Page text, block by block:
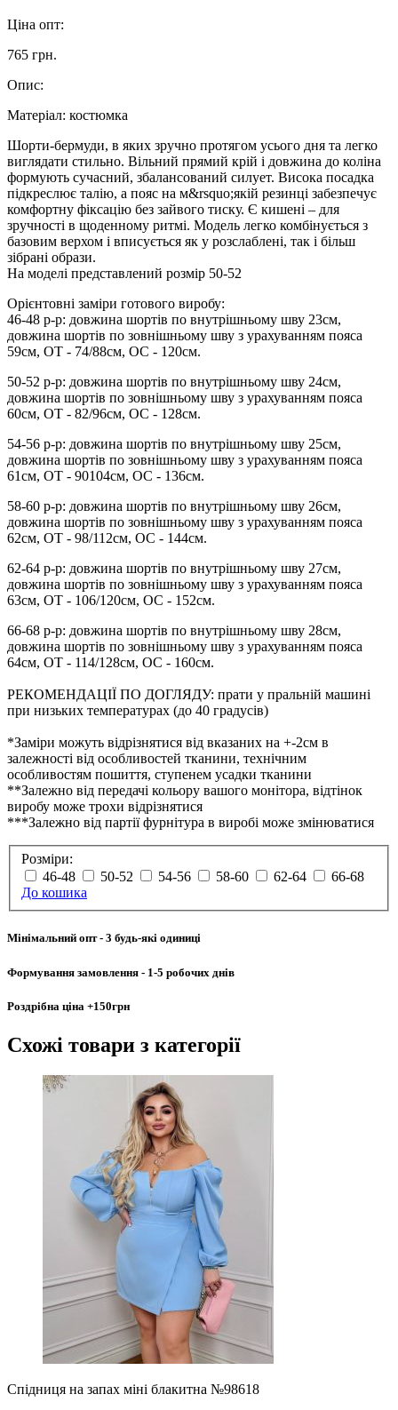
Ціна опт:
765 грн.
Опис:
Матеріал: костюмка
Шорти-бермуди, в яких зручно протягом усього дня та легко
виглядати стильно. Вільний прямий крій і довжина до коліна
формують сучасний, збалансований силует. Висока посадка
підкреслює талію, а пояс на м&rsquo;якій резинці забезпечує
комфортну фіксацію без зайвого тиску. Є кишені – для
зручності в щоденному ритмі. Модель легко комбінується з
базовим верхом і вписується як у розслаблені, так і більш
зібрані образи.
На моделі представлений розмір 50-52
Орієнтовні заміри готового виробу:
46-48 р-р: довжина шортів по внутрішньому шву 23см,
довжина шортів по зовнішньому шву з урахуванням пояса
59см, ОТ - 74/88см, ОС - 120см.
50-52 р-р: довжина шортів по внутрішньому шву 24см,
довжина шортів по зовнішньому шву з урахуванням пояса
60см, ОТ - 82/96см, ОС - 128см.
54-56 р-р: довжина шортів по внутрішньому шву 25см,
довжина шортів по зовнішньому шву з урахуванням пояса
61см, ОТ - 90104см, ОС - 136см.
58-60 р-р: довжина шортів по внутрішньому шву 26см,
довжина шортів по зовнішньому шву з урахуванням пояса
62см, ОТ - 98/112см, ОС - 144см.
62-64 р-р: довжина шортів по внутрішньому шву 27см,
довжина шортів по зовнішньому шву з урахуванням пояса
63см, ОТ - 106/120см, ОС - 152см.
66-68 р-р: довжина шортів по внутрішньому шву 28см,
довжина шортів по зовнішньому шву з урахуванням пояса
64см, ОТ - 114/128см, ОС - 160см.
РЕКОМЕНДАЦІЇ ПО ДОГЛЯДУ: прати у пральній машині
при низьких температурах (до 40 градусів)
*Заміри можуть відрізнятися від вказаних на +-2см в
залежності від особливостей тканини, технічним
особливостям пошиття, ступенем усадки тканини
**Залежно від передачі кольору вашого монітора, відтінок
виробу може трохи відрізнятися
***Залежно від партії фурнітура в виробі може змінюватися
Розміри:
46-48
50-52 54-56 58-60 62-64
66-68
До кошика
Мінімальний опт- 3 будь-які одиниці
Формування замовлення - 1-5 робочих днів
Роздрібна ціна +150грн
Схожі товари з категорії
Спідниця на запах міні блакитна №98618